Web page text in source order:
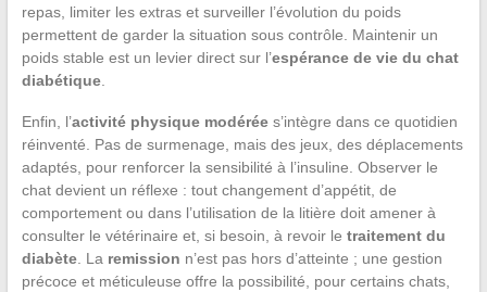
repas, limiter les extras et surveiller l’évolution du poids
permettent de garder la situation sous contrôle. Maintenir un
poids stable est un levier direct sur l’espérance de vie du chat
diabétique.
Enfin, l’activité physique modérées’intègre dans ce quotidien
réinventé. Pas de surmenage, mais des jeux, des déplacements
adaptés, pour renforcer la sensibilité à l’insuline. Observer le
chat devient un réflexe : tout changement d’appétit, de
comportement ou dans l’utilisation de la litière doit amener à
consulter le vétérinaire et, si besoin, à revoir le traitement du
diabète. La remission n’est pas hors d’atteinte ; une gestion
précoce et méticuleuse offre la possibilité, pour certains chats,